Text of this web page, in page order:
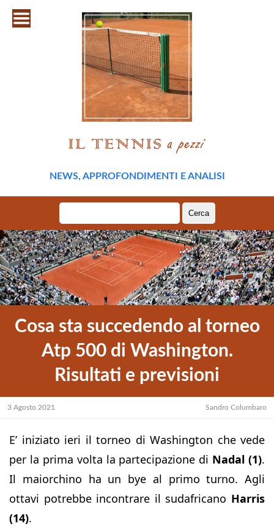
NEWS, APPROFONDIMENTI E ANALISI
per:
Cosa sta succedendo al torneo
Atp 500 di Washington.
Risultati e previsioni
3 Agosto 2021 Sandro Columbaro
E’ iniziato ieri il torneo di Washington che vede
per la prima volta la partecipazione di Nadal (1).
Il maiorchino ha un bye al primo turno. Agli
ottavi potrebbe incontrare il sudafricano Harris
(14).